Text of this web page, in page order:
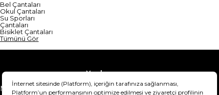
Bel Çantaları
Okul Çantaları
Su Sporları
Çantaları
Bisiklet Çantaları
Tümünü Gör
Yardım
Mesafeli Satış Sözleşmesi
Teslimat Bilgisi